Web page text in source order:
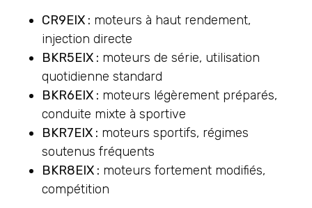
CR9EIX : moteurs à haut rendement,
injection directe
BKR5EIX : moteurs de série, utilisation
quotidienne standard
BKR6EIX : moteurs légèrement préparés,
conduite mixte à sportive
BKR7EIX : moteurs sportifs, régimes
soutenus fréquents
BKR8EIX : moteurs fortement modifiés,
compétition